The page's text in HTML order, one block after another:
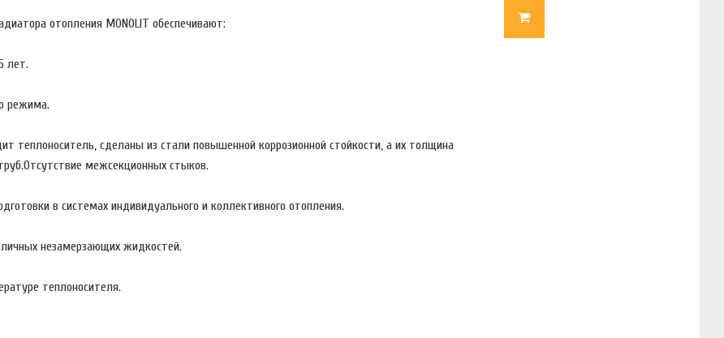
отопления MONOLIT обеспечивают:
лет.
режима.
теплоноситель, сделаны из стали повышенной коррозионной стойкости, а их толщина
межсекционных стыков.
в системах индивидуального и коллективного отопления.
незамерзающих жидкостей.
теплоносителя.